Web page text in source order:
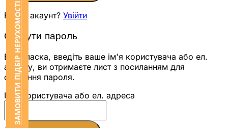
ЗАМОВИТИ ПІДБІР НЕРУХОМОСТІ
Вже є акаунт? Увійти
Скинути пароль
Будь ласка, введіть ваше ім'я користувача або ел.
адресу, ви отримаєте лист з посиланням для
скидання пароля.
Ім'я користувача або ел. адреса